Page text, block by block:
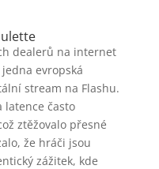
dealerů na internet
evropská
stream na Flashu.
latence často
ztěžovalo přesné
že hráči jsou
zážitek, kde